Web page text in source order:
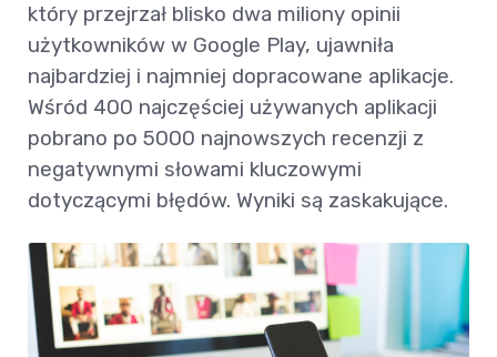
który przejrzał blisko dwa miliony opinii
użytkowników w Google Play, ujawniła
najbardziej i najmniej dopracowane aplikacje.
Wśród 400 najczęściej używanych aplikacji
pobrano po 5000 najnowszych recenzji z
negatywnymi słowami kluczowymi
dotyczącymi błędów. Wyniki są zaskakujące.